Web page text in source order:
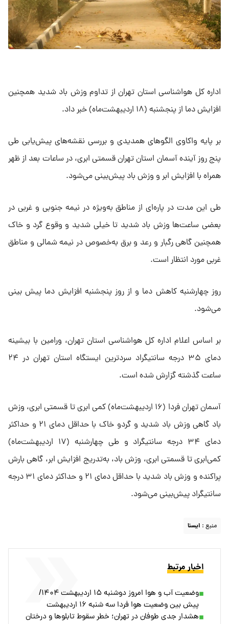
اداره کل هواشناسی استان تهران از تداوم وزش باد شدید همچنین
افزایش دما از پنجشنبه (۱۸ اردیبهشت‌ماه) خبر داد.
بر پایه واکاوی الگوهای همدیدی و بررسی نقشه‌های پیش‌یابی طی
پنج روز آینده آسمان استان تهران قسمتی ابری، در ساعات بعد از ظهر
همراه با افزایش ابر و وزش باد پیش‌بینی می‌شود.
طی این مدت در پاره‌ای از مناطق به‌ویژه در نیمه جنوبی و غربی در
بعضی ساعت‌ها وزش باد شدید تا خیلی شدید و وقوع گرد و خاک
همچنین گاهی رگبار و رعد و برق به‌خصوص در نیمه شمالی و مناطق
غربی مورد انتظار است.
روز چهارشنبه کاهش دما و از روز پنجشنبه افزایش دما پیش بینی
می‌شود.
بر اساس اعلام اداره کل هواشناسی استان تهران، ورامین با بیشینه
دمای ۳۵ درجه سانتیگراد سردترین ایستگاه استان تهران در ۲۴
ساعت گذشته گزارش شده است.
آسمان تهران فردا (۱۶ اردیبهشت‌ماه) کمی ابری تا قسمتی ابری، وزش
باد گاهی وزش باد شدید و گردو خاک با حداقل دمای ۲۱ و حداکثر
دمای ۳۴ درجه سانتیگراد و طی چهارشنبه (۱۷ اردیبهشت‌ماه)
کمی‌ابری تا قسمتی ابری، وزش باد، به‌تدریج افزایش ابر، گاهی بارش
پراکنده و وزش باد شدید با حداقل دمای ۲۱ و حداکثر دمای ۳۱ درجه
سانتیگراد پیش‌بینی می‌شود.
منبع : ايسنا
اخبار مرتبط
وضعیت آب و هوا امروز دوشنبه ۱۵ اردیبهشت ۱۴۰۴/
پیش بین وضعیت هوا فردا سه شنبه ۱۶ اردیبهشت
هشدار جدی طوفان در تهران؛ خطر سقوط تابلوها و درختان